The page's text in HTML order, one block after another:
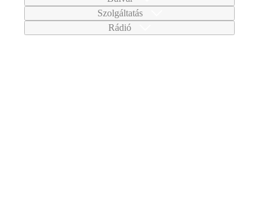
Szolgáltatás
Rádió